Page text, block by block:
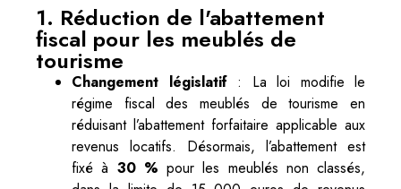
1. Réduction de l'abattement
fiscal pour les meublés de
tourisme
Changement législatif: La loi modifie le
régime fiscal des meublés de tourisme en
réduisant l’abattement forfaitaire applicable aux
revenus locatifs. Désormais, l’abattement est
fixé à 30 % pour les meublés non classés,